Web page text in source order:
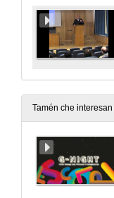
Tamén che interesan